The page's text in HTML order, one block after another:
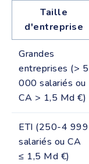
Taille
d'entreprise
Grandes
entreprises (> 5
000 salariés ou
CA > 1,5 Md €)
ETI (250-4 999
salariés ou CA
≤ 1,5 Md €)